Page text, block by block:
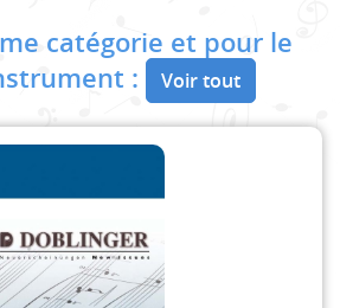
catégorie et pour le
:
Voir tout